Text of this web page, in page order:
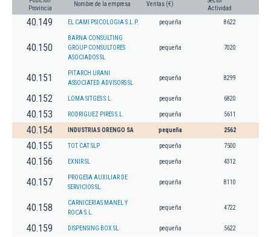
Provincia
Nombre de la empresa Ventas (€)
Actividad
40.149 EL CAMI PSICOLOGIA S.L.P. pequeña 8622
40.150
BARNA CONSULTING
GROUP CONSULTORES
ASOCIADOS SL
pequeña 7020
40.151
PITARCH URANI
ASSOCIATED ADVISORS SL
pequeña 8299
40.152 LOMA SITGES S.L. pequeña 6820
40.153 RODRIGUEZ PIRES S.L. pequeña 5611
40.154 INDUSTRIAS ORENGO SA pequeña 2562
40.155 TOT CAT SLP pequeña 7500
40.156 EXNIR SL pequeña 4312
40.157
PROGESA AUXILIAR DE
SERVICIOS SL.
pequeña 8110
40.158
CARNICERIAS MANEL Y
ROCA S.L.
pequeña 4722
40.159 DISPENSING BOX SL. pequeña 5622